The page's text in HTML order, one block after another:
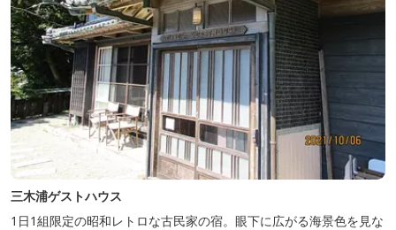
三木浦ゲストハウス
1日1組限定の昭和レトロな古民家の宿。眼下に広がる海景色を見な